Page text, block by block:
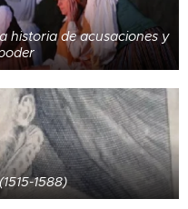
historia de acusaciones y
1588)